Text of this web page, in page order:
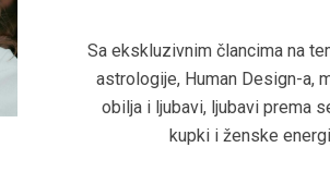
Sa ekskluzivnim člancima na
astrologije, Human Design-a,
obilja i ljubavi, ljubavi prema
kupki i ženske